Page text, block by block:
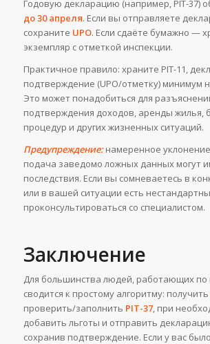
Годовую декларацию (например, PIT-37)
до 30 апреля. Если вы отправляете
сохраните UPO. Если сдаёте бумажно —
экземпляр с отметкой инспекции.
Практичное правило: храните PIT-11,
подтверждение (UPO/отметку) минимум
Это может понадобиться для
подтверждения доходов, аренды жилья,
процедур и других жизненных ситуаций.
Предупреждение:намеренное
подача заведомо ложных данных могут
последствия. Если вы сомневаетесь в
или в вашей ситуации есть
проконсультироваться со специалистом.
Заключение
Для большинства людей, работающих по
сводится к простому алгоритму: получить
проверить/заполнить PIT-37, при
добавить льготы и отправить
сохранив подтверждение. Если у вас